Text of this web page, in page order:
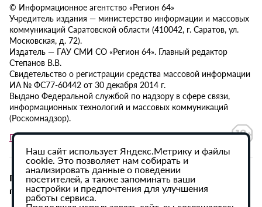
© Информационное агентство «Регион 64»
Учредитель издания — министерство информации и массовых
коммуникаций Саратовской области (410042, г. Саратов, ул.
Московская, д. 72).
Издатель — ГАУ СМИ СО «Регион 64». Главный редактор
Степанов В.В.
Свидетельство о регистрации средства массовой информации
ИА № ФС77-60442 от 30 декабря 2014 г.
Выдано Федеральной службой по надзору в сфере связи,
информационных технологий и массовых коммуникаций
(Роскомнадзор).
Политика в отношении обработки персональных данных
При использовании материалов сайта активная
гиперссылка на ИА «Регион 64» обязательна.
Наш сайт использует Яндекс.Метрику и файлы
cookie. Это позволяет нам собирать и
анализировать данные о поведении
посетителей, а также запоминать ваши
настройки и предпочтения для улучшения
работы сервиса.